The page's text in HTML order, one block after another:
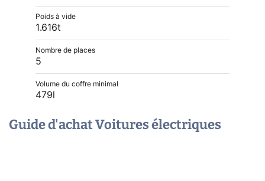
Poids à vide
1.616t
Nombre de places
5
Volume du coffre minimal
479l
Guide d'achat Voitures électriques